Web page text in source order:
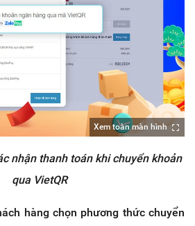
Xem toàn màn hình
nhận thanh toán khi chuyển khoản
qua VietQR
hàng chọn phương thức chuyển